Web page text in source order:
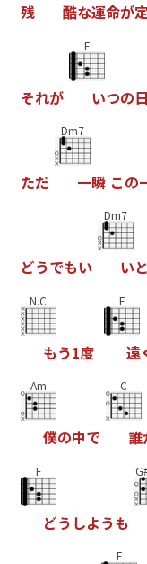
残 酷な運命が
それが
F
いつの日
ただ
Dm7
一瞬 この
どうでもい
Dm7
いと
N.C
もう1度
F
遠
Am
僕の中で
C
誰
F
どう しようも
F